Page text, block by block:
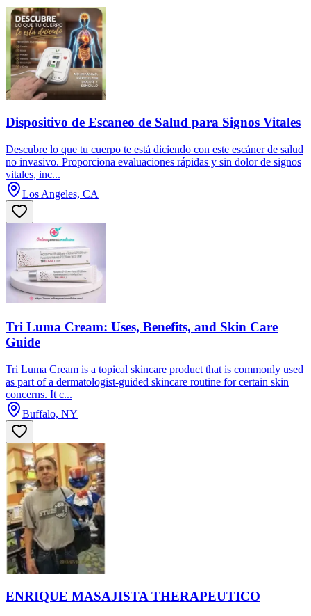
Dispositivo de Escaneo de Salud para Signos Vitales
Descubre lo que tu cuerpo te está diciendo con este escáner de salud
no invasivo. Proporciona evaluaciones rápidas y sin dolor de signos
vitales, inc...
Los Angeles, CA
Tri Luma Cream: Uses, Benefits, and Skin Care
Guide
Tri Luma Cream is a topical skincare product that is commonly used
as part of a dermatologist-guided skincare routine for certain skin
concerns. It c...
Buffalo, NY
ENRIQUE MASAJISTA THERAPEUTICO